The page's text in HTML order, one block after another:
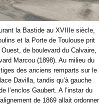
la Bastide au XVIIIe siècle,
et la Porte de Toulouse prit
de boulevard du Calvaire,
Marcou (1898). Au milieu du
des anciens remparts sur le
Davilla, tandis qu’à gauche
l’enclos Gaubert. A l’instar du
de 1869 allait ordonner